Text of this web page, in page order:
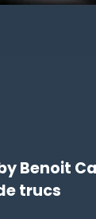
Benoit
trucs